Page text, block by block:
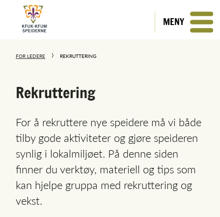
MENY
FOR LEDERE REKRUTTERING
Rekruttering
For å rekruttere nye speidere må vi både
tilby gode aktiviteter og gjøre speideren
synlig i lokalmiljøet. På denne siden
finner du verktøy, materiell og tips som
kan hjelpe gruppa med rekruttering og
vekst.